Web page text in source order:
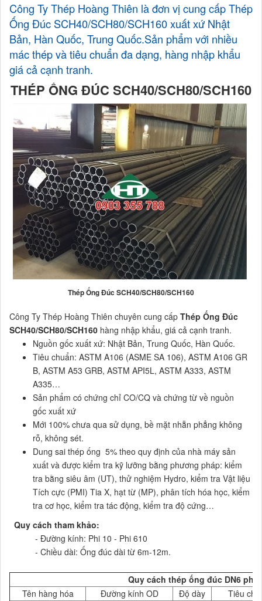
Công Ty Thép Hoàng Thiên là đơn vị cung cấp Thép
Ống Đúc SCH40/SCH80/SCH160 xuất xứ Nhật
Bản, Hàn Quốc, Trung Quốc.Sản phẩm với nhiều
mác thép và tiêu chuẩn đa dạng, hàng nhập khẩu
giá cả cạnh tranh.
THÉP ỐNG ĐÚC SCH40/SCH80/SCH160
Thép Ống Đúc SCH40/SCH80/SCH160
Công Ty Thép Hoàng Thiên chuyên cung cấp Thép Ống Đúc
SCH40/SCH80/SCH160 hàng nhập khẩu, giá cả cạnh tranh.
Nguồn gốc xuất xứ: Nhật Bản, Trung Quốc, Hàn Quốc.
Tiêu chuẩn: ASTM A106 (ASME SA 106), ASTM A106 GR
B, ASTM A53 GRB, ASTM API5L, ASTM A333, ASTM
A335…
Sản phẩm có chứng chỉ CO/CQ và chứng từ về nguồn
gốc xuất xứ
Mới 100% chưa qua sử dụng, bề mặt nhẵn phẳng không
rỗ, không sét.
Dung sai thép ống 5% theo quy định của nhà máy sản
xuất và được kiểm tra kỹ lưỡng bằng phương pháp: kiểm
tra bằng siêu âm (UT), thử nghiệm Hydro, kiểm tra Vật liệu
Tích cực (PMI) Tia X, hạt từ (MP), phân tích hóa học, kiểm
tra cơ học, kiểm tra tác động, kiểm tra độ cứng…
Quy cách tham khảo:
- Đường kính: Phi 10 - Phi 610
- Chiều dài: Ống đúc dài từ 6m-12m.
Quy cách thép ống đúc DN6 phi
Tên hàng hóa
Đường kính OD Độ dày
Tiêu